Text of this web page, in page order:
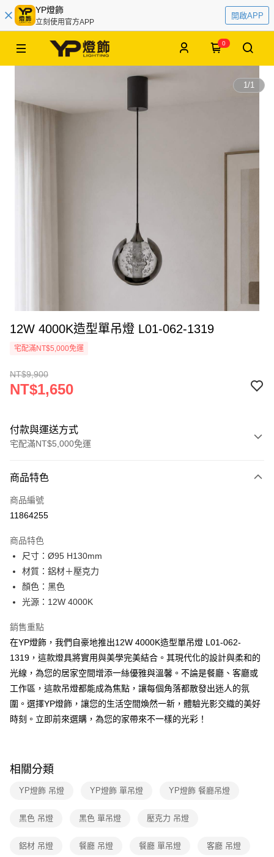
YP燈飾
立刻使用官方APP
開啟APP
0
1/1
12W 4000K造型單吊燈 L01-062-1319
宅配滿NT$5,000免運
NT$9,900
NT$1,650
付款與運送方式
宅配滿NT$5,000免運
信用卡一次付款
LINE Pay
街口支付
悠遊付
Google Pay
全盈+PAY
AFTEE先享後付
相關說明
【關於「AFTEE先享後付」】
AFTEE先享後付是「在收到商品之後才付款」的支付方式。 讓您購物簡單
便利好安心！
１．簡單：不需註冊會員、不需綁卡、不需儲值。
２．便利：只要手機號碼，簡訊認證，即可結帳。
結帳頁面，進行簡訊認證並確認金額後，即可完成結帳。
３．收到繳費通知簡訊後14天內，點擊此簡訊中的連結，可透過四大超商／
※ 請注意：結帳手續完成當下不需立刻繳費，但若您需要取消訂單，請聯絡
※ 交易是否成功請以「AFTEE先享後付 」之結帳頁面顯示為準，若有關於
商品特色
商品編號
11864255
商品特色
尺寸：Ø95 H130mm
材質：鋁材＋壓克力
顏色：黑色
光源：12W 4000K
銷售重點
在YP燈飾，我們自豪地推出12W 4000K造型單吊燈 L01-062-
1319，這款燈具將實用與美學完美結合。其現代化的設計與柔和的
光線，為您的居家空間增添一絲優雅與溫馨。不論是餐廳、客廳或
工作區，這款吊燈都能成為焦點，讓每個角落都散發出迷人的氛
圍。選擇YP燈飾，讓您的生活空間煥然一新，體驗光影交織的美好
時刻。立即前來選購，為您的家帶來不一樣的光彩！
相關分類
YP燈飾 吊燈 YP燈飾 單吊燈 YP燈飾 餐廳吊燈
黑色 吊燈 黑色 單吊燈 壓克力 吊燈
鋁材 吊燈 餐廳 吊燈 餐廳 單吊燈 客廳 吊燈